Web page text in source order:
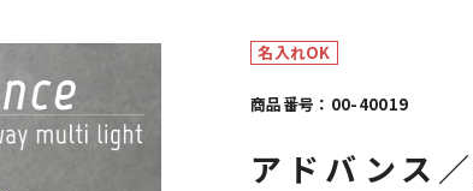
スマホ・PCグッズ
151～200円
201～250円
251～300円
名入れOK
商品番号：00-40019
アドバンス